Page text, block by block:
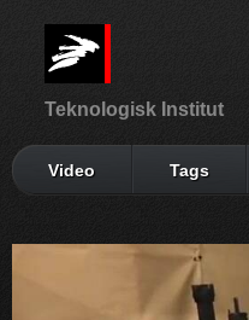
Teknologisk Institut
Video Tags